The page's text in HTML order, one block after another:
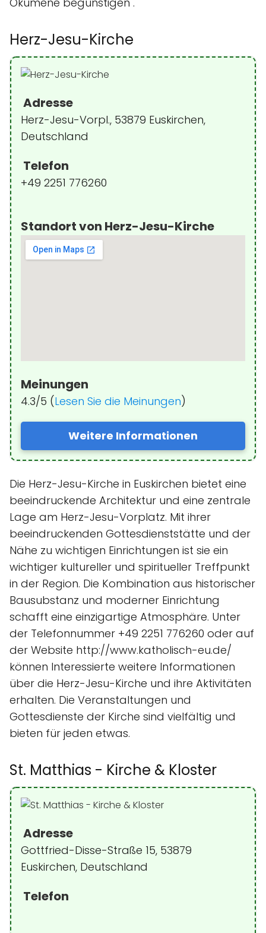
Herz-Jesu-Kirche
Adresse
Herz-Jesu-Vorpl., 53879 Euskirchen,
Deutschland
Telefon
+49 2251 776260
Standort von Herz-Jesu-Kirche
Meinungen
4.3/5 (Lesen Sie die Meinungen)
Weitere Informationen
Die Herz-Jesu-Kirche in Euskirchen bietet eine
beeindruckende Architektur und eine zentrale
Lage am Herz-Jesu-Vorplatz. Mit ihrer
beeindruckenden Gottesdienststätte und der
Nähe zu wichtigen Einrichtungen ist sie ein
wichtiger kultureller und spiritueller Treffpunkt
in der Region. Die Kombination aus historischer
Bausubstanz und moderner Einrichtung
schafft eine einzigartige Atmosphäre. Unter
der Telefonnummer +49 2251 776260 oder auf
der Website http://www.katholisch-eu.de/
können Interessierte weitere Informationen
über die Herz-Jesu-Kirche und ihre Aktivitäten
erhalten. Die Veranstaltungen und
Gottesdienste der Kirche sind vielfältig und
bieten für jeden etwas.
St. Matthias - Kirche & Kloster
Adresse
Gottfried-Disse-Straße 15, 53879
Euskirchen, Deutschland
Telefon